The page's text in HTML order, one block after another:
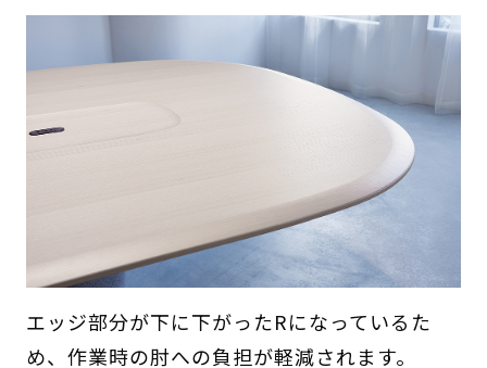
エッジ部分が下に下がったRになっているた
め、作業時の肘への負担が軽減されます。